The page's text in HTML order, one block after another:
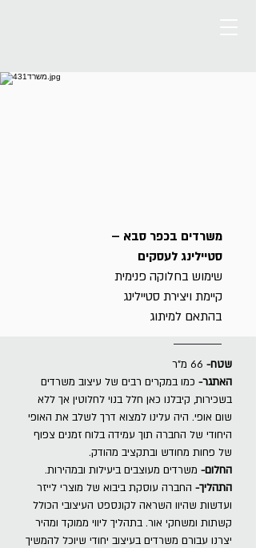
משרדים בכפר סבא –
סטיילינג לעסקים
שימוש בחלוקה פנימית
קיימת ויצירת סטיילינג
בהתאם למיתוג
שטח- 66 מ"ר
האתגר- כמו במקרים רבים של עיצוב משרדים
בשכירות, קיבלנו כאן חלל בנוי לחלוטין אך ללא
שום אופי. היה עלינו למצוא דרך לשלב את האופי
היחודי של החברה תוך עמידה בלוח זמנים צפוף
של פחות מחודש ובתקציב מהודק.
החלום- משרדים מעוצבים ביעילות ובמהירות.
התהליך- החברה עוסקת ביבוא של מוצרי לייזר
ועדשות שהיוו השראה לקונספט העיצובי הכולל
קשתות ומשחקי אור. בתהליך ליווי ממוקד ומהיר
יצרנו עבורם משרדים בעיצוב יחודי שיוכל להמשיך